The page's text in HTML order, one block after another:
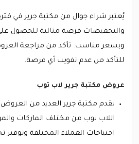
يُعتبر شراء جوال من مكتبة جرير في
والتخفيضات فرصة مثالية للحصول على
وبسعر مناسب. تأكد من مراجعة
للتأكد من عدم تفويت أي فرصة.
عروض مكتبة جرير لاب توب
تقدم مكتبة جرير العديد من العروض
اللاب توب من مختلف الماركات
احتياجات العملاء المختلفة